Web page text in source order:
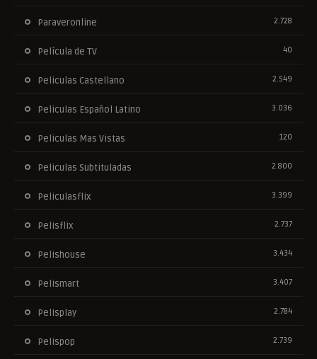
Paraveronline 2.728
Película de TV 40
Peliculas Castellano 2.549
Peliculas Español Latino 3.036
Peliculas Mas Vistas 120
Peliculas Subtituladas 2.800
Peliculasflix 3.399
Pelisflix 2.737
Pelishouse 3.434
Pelismart 3.407
Pelisplay 2.784
Pelispop 2.739